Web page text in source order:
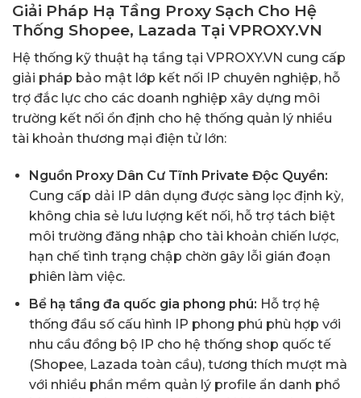
Giải Pháp Hạ Tầng Proxy Sạch Cho Hệ
Thống Shopee, Lazada Tại VPROXY.VN
Hệ thống kỹ thuật hạ tầng tại VPROXY.VN cung cấp
giải pháp bảo mật lớp kết nối IP chuyên nghiệp, hỗ
trợ đắc lực cho các doanh nghiệp xây dựng môi
trường kết nối ổn định cho hệ thống quản lý nhiều
tài khoản thương mại điện tử lớn:
Nguồn Proxy Dân Cư Tĩnh Private Độc Quyền:
Cung cấp dải IP dân dụng được sàng lọc định kỳ,
không chia sẻ lưu lượng kết nối, hỗ trợ tách biệt
môi trường đăng nhập cho tài khoản chiến lược,
hạn chế tình trạng chập chờn gây lỗi gián đoạn
phiên làm việc.
Bể hạ tầng đa quốc gia phong phú: Hỗ trợ hệ
thống đầu số cấu hình IP phong phú phù hợp với
nhu cầu đồng bộ IP cho hệ thống shop quốc tế
(Shopee, Lazada toàn cầu), tương thích mượt mà
với nhiều phần mềm quản lý profile ẩn danh phổ